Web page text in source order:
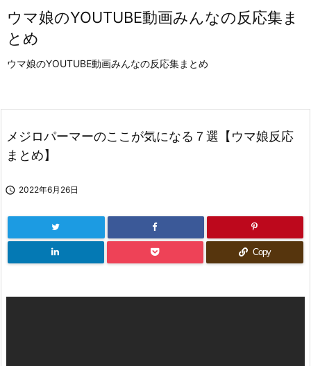
ウマ娘のYOUTUBE動画みんなの反応集ま
とめ
ウマ娘のYOUTUBE動画みんなの反応集まとめ
メジロパーマーのここが気になる７選【ウマ娘反応
まとめ】
 2022年6月26日
Copy